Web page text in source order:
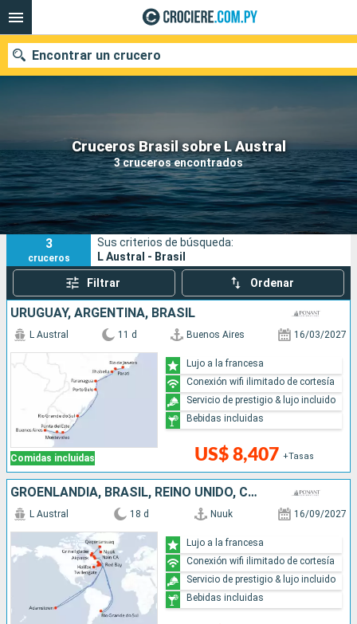
Cruceros Brasil sobre L Austral
3 cruceros encontrados
Encontrar un crucero
Nuestros destinos
Fecha de salida
Puertos Compañías
3
cruceros
Sus criterios de búsqueda:
L Austral - Brasil
Filtrar Ordenar
URUGUAY, ARGENTINA, BRASIL
Comidas incluidas
L Austral 11 d Buenos Aires 16/03/2027
US$ 8,407 +Tasas
Lujo a la francesa
Conexión wifi ilimitado de cortesía
Servicio de prestigio & lujo incluido
Bebidas incluidas
GROENLANDIA, BRASIL, REINO UNIDO, CANADÁ
L Austral 18 d Nuuk 16/09/2027
Lujo a la francesa
Conexión wifi ilimitado de cortesía
Servicio de prestigio & lujo incluido
Bebidas incluidas